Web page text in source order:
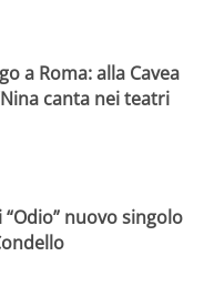
a Roma: alla Cavea
canta nei teatri
“Odio” nuovo singolo